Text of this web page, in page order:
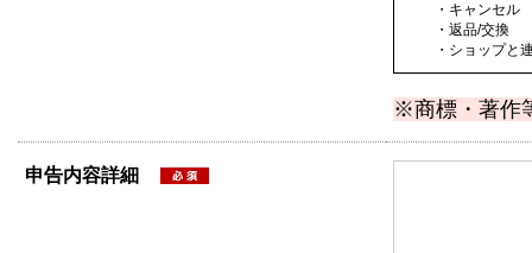
・キャンセル
・返品/交換
・ショップと連
※商標・著作
申告内容詳細